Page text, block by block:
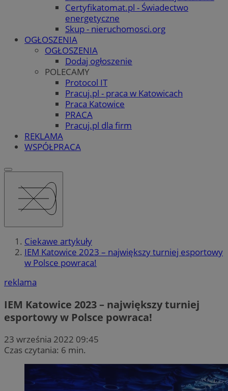
Certyfikatomat.pl - Świadectwo
energetyczne
Skup - nieruchomosci.org
OGŁOSZENIA
OGŁOSZENIA
Dodaj ogłoszenie
POLECAMY
Protocol IT
Pracuj.pl - praca w Katowicach
Praca Katowice
PRACA
Pracuj.pl dla firm
REKLAMA
WSPÓŁPRACA
Ciekawe artykuły
IEM Katowice 2023 – największy turniej esportowy
w Polsce powraca!
reklama
IEM Katowice 2023 – największy turniej
esportowy w Polsce powraca!
23 września 2022 09:45
Czas czytania: 6 min.